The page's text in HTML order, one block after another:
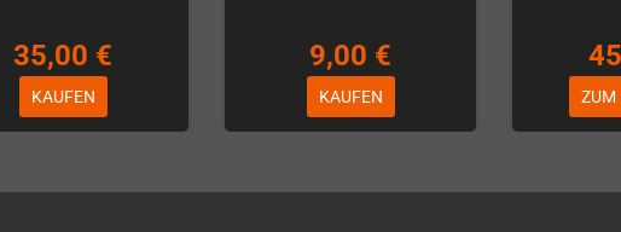
35,00 €
KAUFEN
9,00 €
KAUFEN ZUM